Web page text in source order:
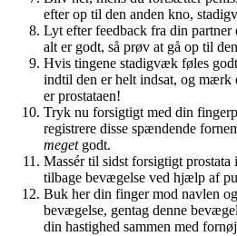
efter op til den anden kno,
Lyt efter feedback fra din
alt er godt, så prøv at gå op til
Hvis tingene stadigvæk føles
indtil den er helt indsat, og mærk
er prostataen!
Tryk nu forsigtigt med din
registrere disse spændende
megetgodt.
Massér til sidst forsigtigt
tilbage bevægelse ved hjælp af
Buk her din finger mod navlen
bevægelse, gentag denne
din hastighed sammen med